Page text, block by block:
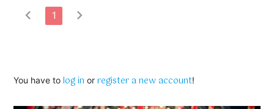
chevron_left 1 chevron_right
You have tolog in orregister a new account!